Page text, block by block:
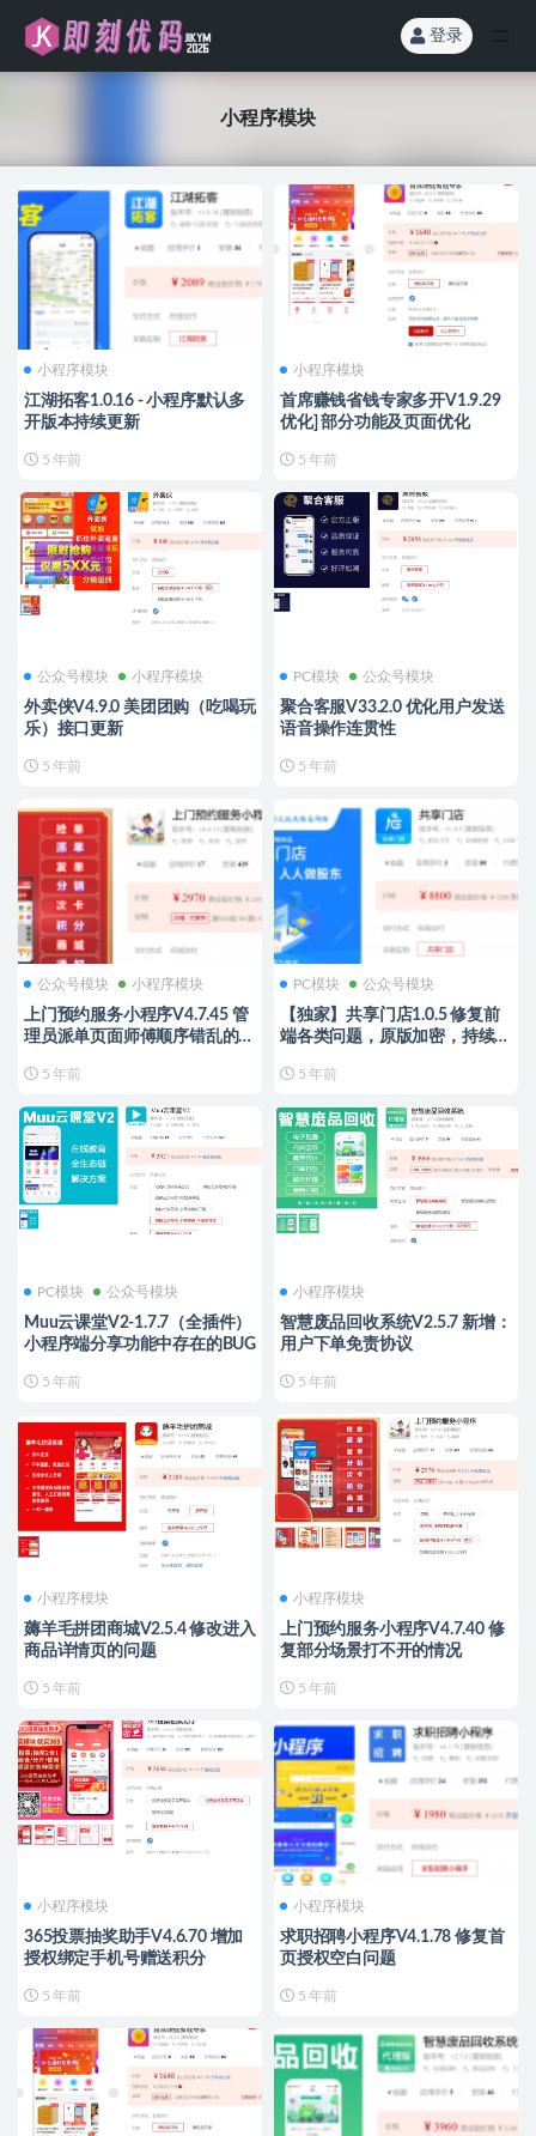
登录
小程序模块
小程序模块
江湖拓客1.0.16 - 小程序默认多
开版本持续更新
5 年前
小程序模块
首席赚钱省钱专家多开V1.9.29
优化] 部分功能及页面优化
5 年前
公众号模块 小程序模块
外卖侠V4.9.0 美团团购（吃喝玩
乐）接口更新
5 年前
PC模块 公众号模块
聚合客服V33.2.0 优化用户发送
语音操作连贯性
5 年前
公众号模块 小程序模块
上门预约服务小程序V4.7.45 管
理员派单页面师傅顺序错乱的问
5 年前
PC模块 公众号模块
【独家】共享门店1.0.5 修复前
端各类问题，原版加密，持续更
5 年前
PC模块 公众号模块
Muu云课堂V2-1.7.7（全插件）
小程序端分享功能中存在的BUG
5 年前
小程序模块
智慧废品回收系统V2.5.7 新增：
用户下单免责协议
5 年前
小程序模块
薅羊毛拼团商城V2.5.4 修改进入
商品详情页的问题
5 年前
小程序模块
上门预约服务小程序V4.7.40 修
复部分场景打不开的情况
5 年前
小程序模块
365投票抽奖助手V4.6.70 增加
授权绑定手机号赠送积分
5 年前
小程序模块
求职招聘小程序V4.1.78 修复首
页授权空白问题
5 年前